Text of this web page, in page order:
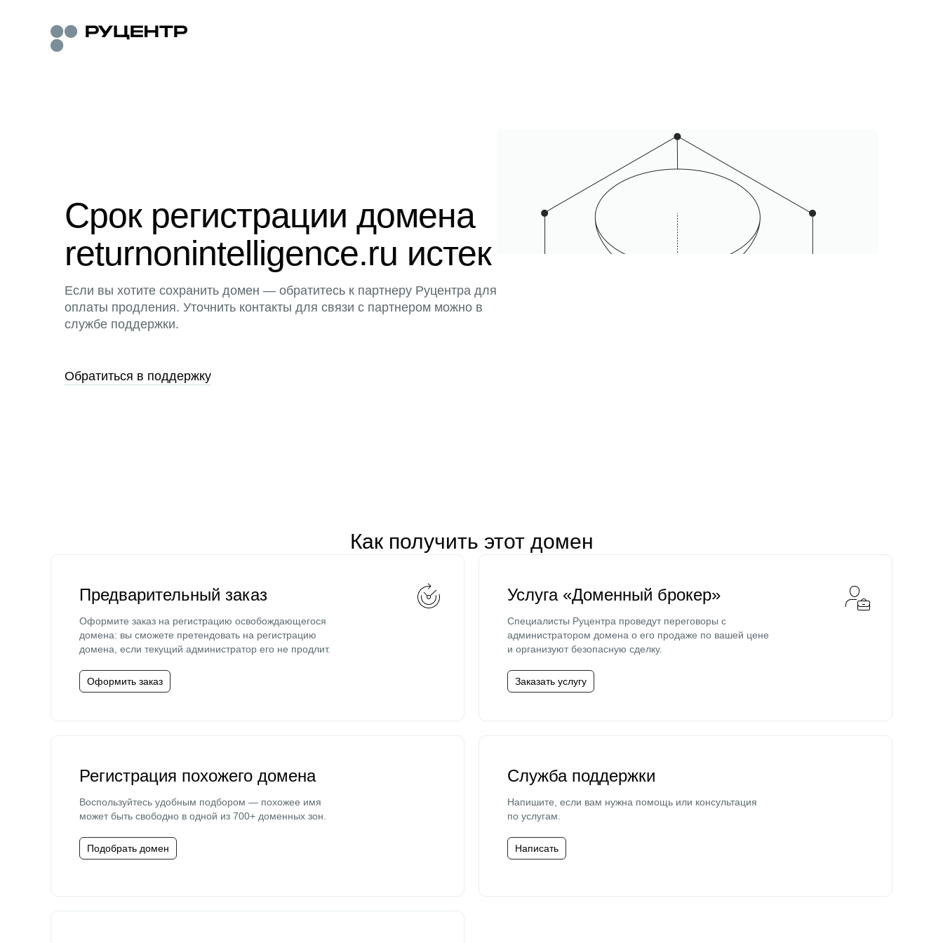
Срок регистрации домена
returnonintelligence.ru истек
Если вы хотите сохранить домен — обратитесь к партнеру Руцентра для
оплаты продления. Уточнить контакты для связи с партнером можно в
службе поддержки.
Обратиться в поддержку
Как получить этот домен
Предварительный заказ
Оформите заказ на регистрацию освобождающегося
домена: вы сможете претендовать на регистрацию
домена, если текущий администратор его не продлит.
Оформить заказ
Услуга «Доменный брокер»
Специалисты Руцентра проведут переговоры с
администратором домена о его продаже по вашей цене
и организуют безопасную сделку.
Заказать услугу
Регистрация похожего домена
Воспользуйтесь удобным подбором — похожее имя
может быть свободно в одной из 700+ доменных зон.
Подобрать домен
Служба поддержки
Напишите, если вам нужна помощь или консультация
по услугам.
Написать